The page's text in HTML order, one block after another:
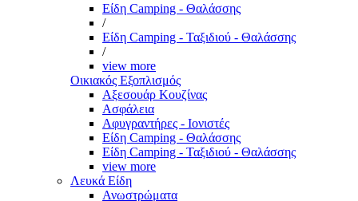
Είδη Camping - Θαλάσσης
/
Είδη Camping - Ταξιδιού - Θαλάσσης
/
view more
Οικιακός Εξοπλισμός
Αξεσουάρ Κουζίνας
Ασφάλεια
Αφυγραντήρες - Ιονιστές
Είδη Camping - Θαλάσσης
Είδη Camping - Ταξιδιού - Θαλάσσης
view more
Λευκά Είδη
Ανωστρώματα